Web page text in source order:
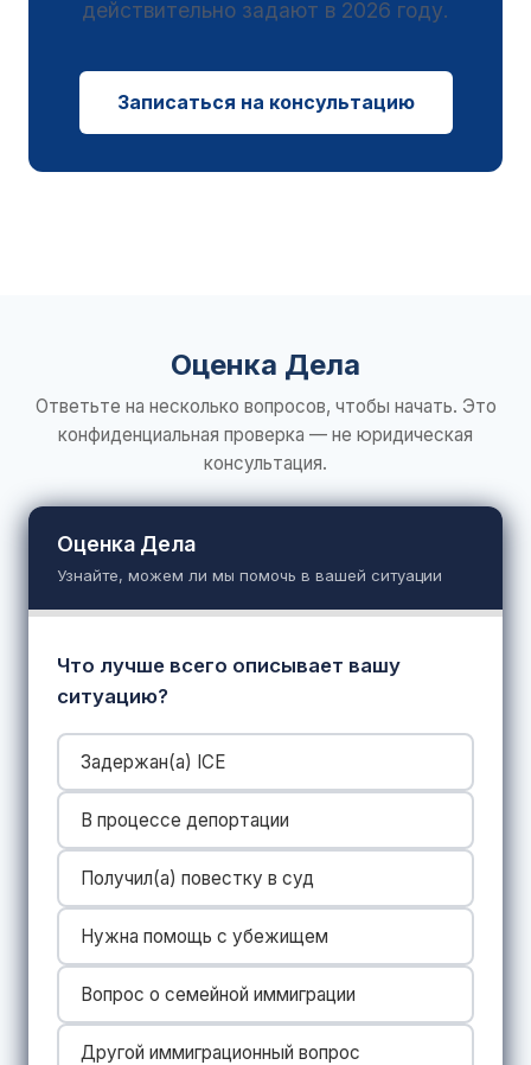
действительно задают в 2026 году.
Записаться на консультацию
Оценка Дела
Ответьте на несколько вопросов, чтобы начать. Это
конфиденциальная проверка — не юридическая
консультация.
Оценка Дела
Узнайте, можем ли мы помочь в вашей ситуации
Что лучше всего описывает вашу
ситуацию?
Задержан(a) ICE
В процессе депортации
Получил(a) повестку в суд
Нужна помощь с убежищем
Вопрос о семейной иммиграции
Другой иммиграционный вопрос